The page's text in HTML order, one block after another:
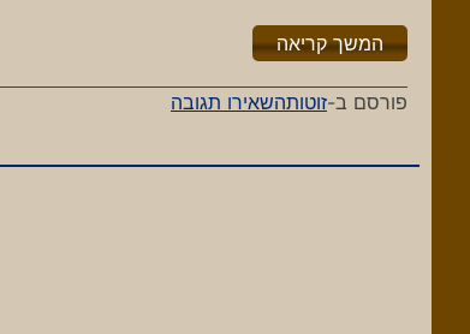
המשך קריאה"%s"
פורסם ב-זוטותהשאירו תגובה
חושב